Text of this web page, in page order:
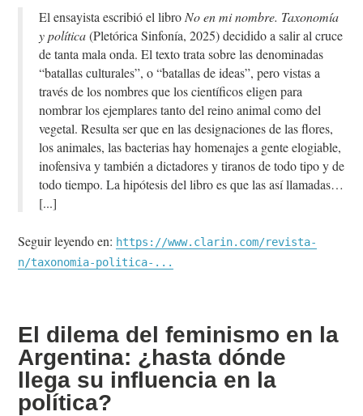
El ensayista escribió el libro No en mi nombre. Taxonomía
y política(Pletórica Sinfonía, 2025) decidido a salir al cruce
de tanta mala onda. El texto trata sobre las denominadas
“batallas culturales”, o “batallas de ideas”, pero vistas a
través de los nombres que los científicos eligen para
nombrar los ejemplares tanto del reino animal como del
vegetal. Resulta ser que en las designaciones de las flores,
los animales, las bacterias hay homenajes a gente elogiable,
inofensiva y también a dictadores y tiranos de todo tipo y de
todo tiempo. La hipótesis del libro es que las así llamadas…
Seguir leyendo en: https://www.clarin.com/revista-
n/taxonomia-politica-...
El dilema del feminismo en la
Argentina: ¿hasta dónde
llega su influencia en la
política?